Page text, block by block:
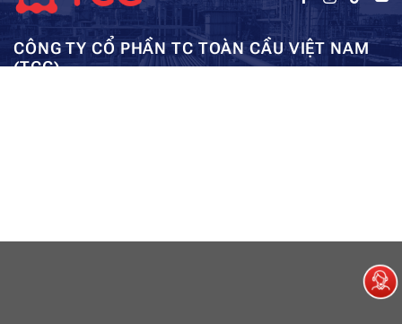
CÔNG TY CỔ PHẦN TC TOÀN CẦU VIỆT NAM
(TCG)